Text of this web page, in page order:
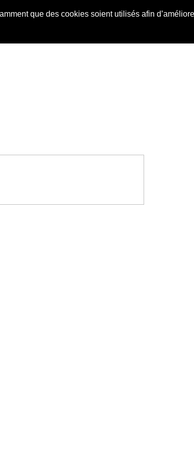
que des cookies soient utilisés afin